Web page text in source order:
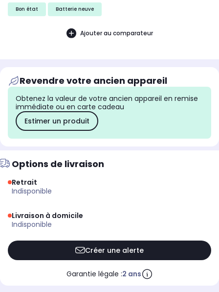
Bon état Batterie neuve
Ajouter au comparateur
Revendre votre ancien appareil
Obtenez la valeur de votre ancien appareil en remise
immédiate ou en carte cadeau
Estimer un produit
Options de livraison
Retrait
indisponible
Livraison à domicile
indisponible
Créer une alerte
Garantie légale :2 ans